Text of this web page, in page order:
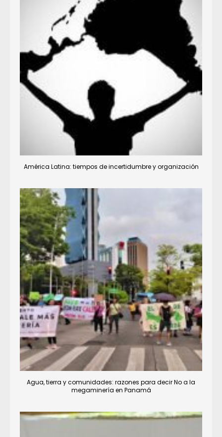
América Latina: tiempos de incertidumbre y organización
Agua, tierra y comunidades: razones para decir No a la
megaminería en Panamá